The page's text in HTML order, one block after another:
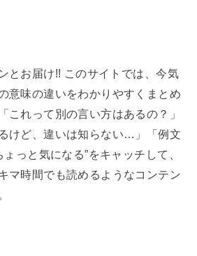
とお届け!! このサイトでは、今気
意味の違いをわかりやすくまとめ
これって別の言い方はあるの？」
けど、違いは知らない…」「例文
っと気になる”をキャッチして、
マ時間でも読めるようなコンテン